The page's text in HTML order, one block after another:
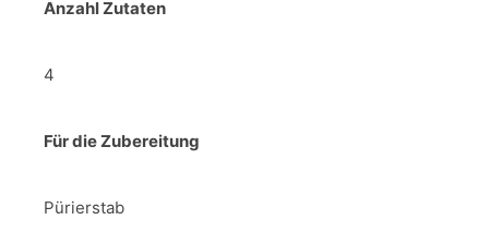
Anzahl Zutaten
4
Für die Zubereitung
Pürierstab